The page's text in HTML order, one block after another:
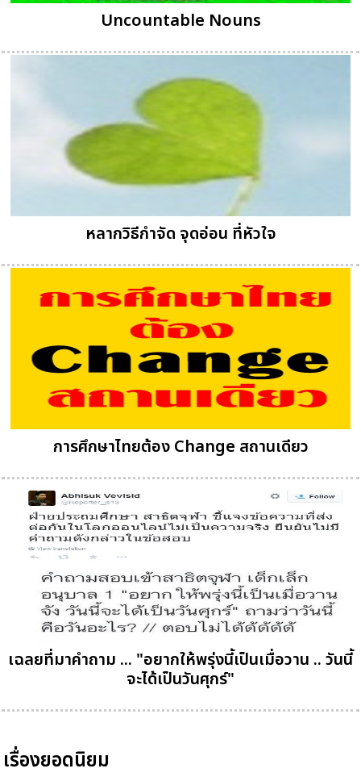
Uncountable Nouns
หลากวิธีกำจัด จุดอ่อน ที่หัวใจ
การศึกษาไทยต้อง Change สถานเดียว
เฉลยที่มาคำถาม ... "อยากให้พรุ่งนี้เป็นเมื่อวาน .. วันนี้
จะได้เป็นวันศุกร์"
เรื่องยอดนิยม